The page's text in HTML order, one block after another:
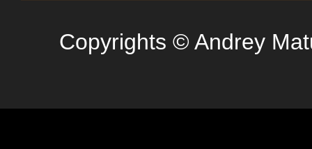
Copyrights © Andrey